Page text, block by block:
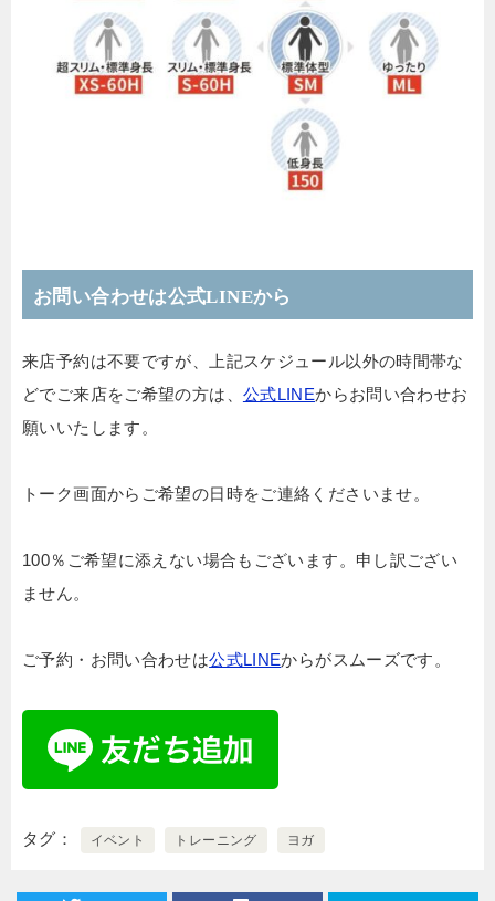
お問い合わせは公式LINEから
来店予約は不要ですが、上記スケジュール以外の時間帯な
どでご来店をご希望の方は、 公式LINEからお問い合わせお
願いいたします。
トーク画面からご希望の日時をご連絡くださいませ。
100％ご希望に添えない場合もございます。申し訳ござい
ません。
ご予約・お問い合わせは公式LINEからがスムーズです。
タグ イベント トレーニング ヨガ